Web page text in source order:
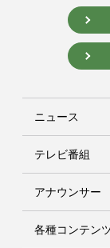
ニュース
テレビ番組
アナウンサー
各種コンテン